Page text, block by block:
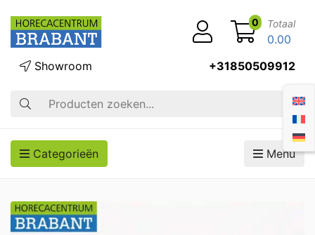
Zoek op
Showroom +31850509912
0 Totaal
0.00
Categorieën Menu